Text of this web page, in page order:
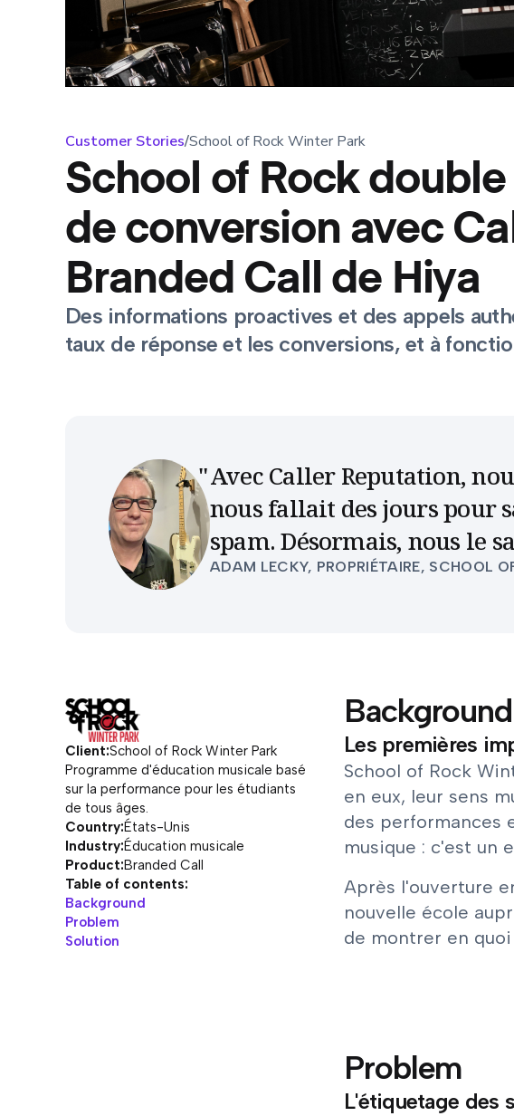
Customer Stories/School of Rock Winter Park
School of Rock
de conversion avec
Branded Call de Hiya
Des informations proactives et des appels
taux de réponse et les conversions, et à
Avec Caller Reputation,
nous fallait des jours pour
spam. Désormais, nous le
ADAM LECKY, PROPRIÉTAIRE, SCHOOL
Client:School of Rock Winter Park
Programme d'éducation musicale basé
sur la performance pour les étudiants
de tous âges.
Country:États-Unis
Industry:Éducation musicale
Product:Branded Call
Table of contents:
Background
Problem
Solution
Background
Les premières
School of Rock
en eux, leur sens
des performances
musique : c'est un
Après l'ouverture
nouvelle école
de montrer en
Problem
L'étiquetage des